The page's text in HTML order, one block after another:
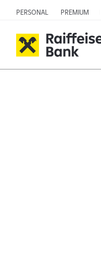
PERSONAL PREMIUM